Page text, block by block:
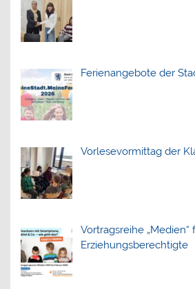
Ferienangebote der
Vorlesevormittag der
Vortragsreihe
Erziehungsberechtigte